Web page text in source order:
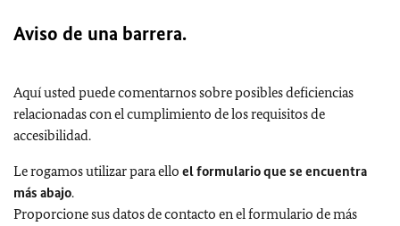
Aviso de una barrera.
Aquí usted puede comentarnos sobre posibles deficiencias
relacionadas con el cumplimiento de los requisitos de
accesibilidad.
Le rogamos utilizar para ello el formulario que se encuentra
más abajo.
Proporcione sus datos de contacto en el formulario de más